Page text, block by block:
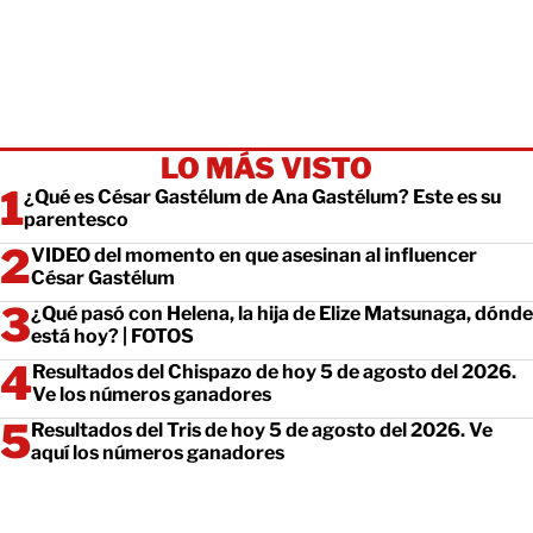
LO MÁS VISTO
¿Qué es César Gastélum de Ana Gastélum? Este es su
parentesco
VIDEO del momento en que asesinan al influencer
César Gastélum
¿Qué pasó con Helena, la hija de Elize Matsunaga, dónde
está hoy? | FOTOS
Resultados del Chispazo de hoy 5 de agosto del 2026.
Ve los números ganadores
Resultados del Tris de hoy 5 de agosto del 2026. Ve
aquí los números ganadores